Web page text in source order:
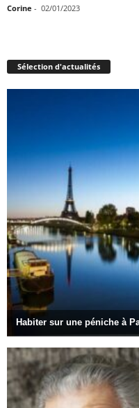
Corine - 02/01/2023
Sélection d'actualités